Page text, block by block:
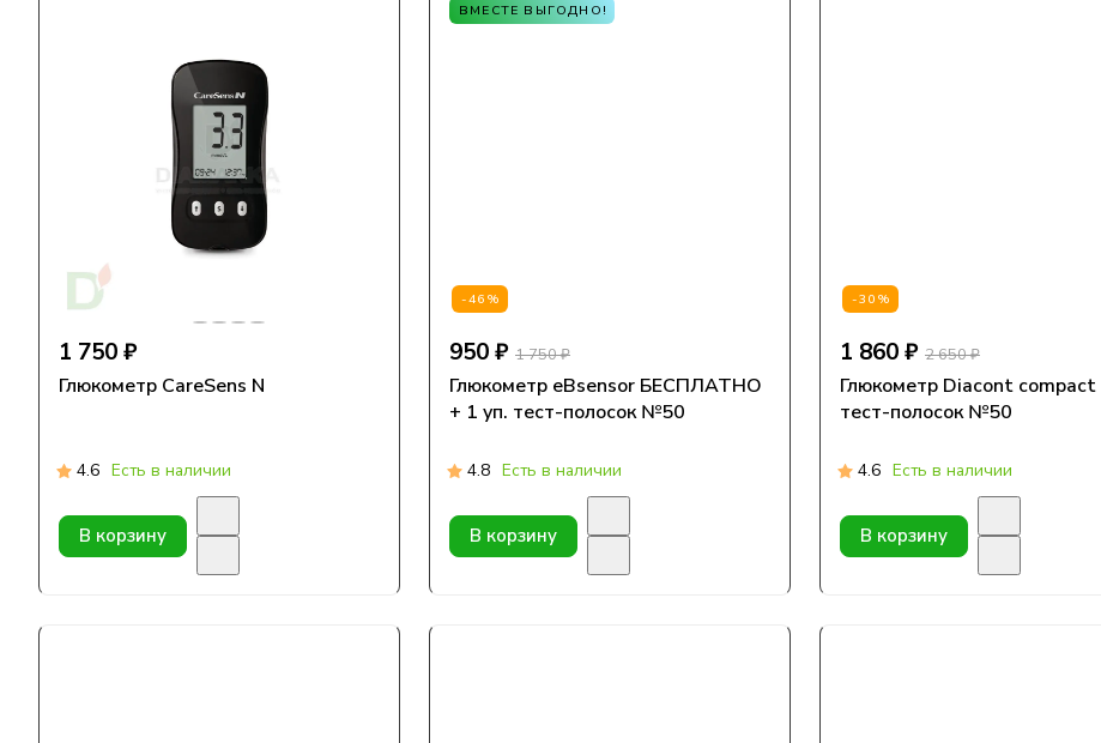
1 750 ₽
Глюкометр CareSens N
4.6 Есть в наличии
В корзину
ВМЕСТЕ ВЫГОДНО!
-46%
950 ₽ 1 750 ₽
Глюкометр eBsensor БЕСПЛАТНО
+ 1 уп. тест-полосок №50
4.8 Есть в наличии
В корзину
-30%
1 860 ₽ 2 650 ₽
Глюкометр Diacont compact
тест-полосок №50
4.6 Есть в наличии
В корзину